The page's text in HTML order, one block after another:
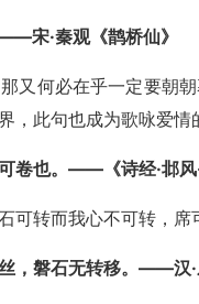
宋·秦观《鹊桥仙》
又何必在乎一定要朝
此句也成为歌咏爱情
卷也。——《诗经·邶风·
转而我心不可转，席
，磐石无转移。——汉·